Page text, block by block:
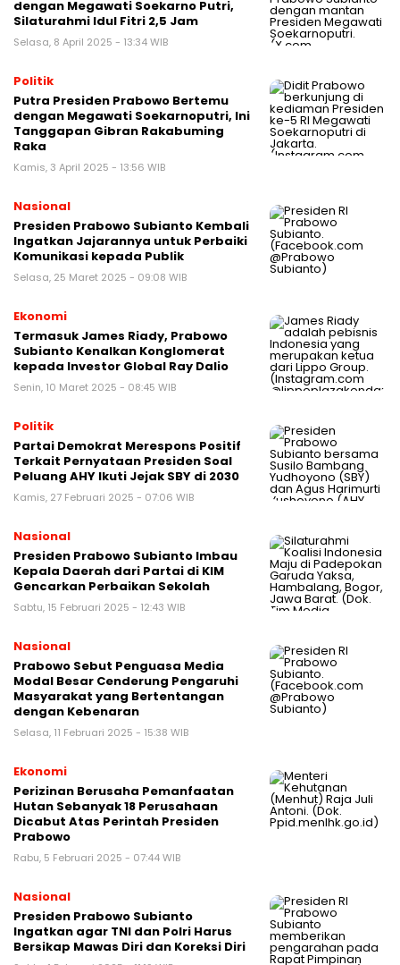
dengan Megawati Soekarno Putri,
Silaturahmi Idul Fitri 2,5 Jam
Selasa, 8 April 2025 - 13:34 WIB
Politik
Putra Presiden Prabowo Bertemu
dengan Megawati Soekarnoputri, Ini
Tanggapan Gibran Rakabuming
Raka
Kamis, 3 April 2025 - 13:56 WIB
Nasional
Presiden Prabowo Subianto Kembali
Ingatkan Jajarannya untuk Perbaiki
Komunikasi kepada Publik
Selasa, 25 Maret 2025 - 09:08 WIB
Ekonomi
Termasuk James Riady, Prabowo
Subianto Kenalkan Konglomerat
kepada Investor Global Ray Dalio
Senin, 10 Maret 2025 - 08:45 WIB
Politik
Partai Demokrat Merespons Positif
Terkait Pernyataan Presiden Soal
Peluang AHY Ikuti Jejak SBY di 2030
Kamis, 27 Februari 2025 - 07:06 WIB
Nasional
Presiden Prabowo Subianto Imbau
Kepala Daerah dari Partai di KIM
Gencarkan Perbaikan Sekolah
Sabtu, 15 Februari 2025 - 12:43 WIB
Nasional
Prabowo Sebut Penguasa Media
Modal Besar Cenderung Pengaruhi
Masyarakat yang Bertentangan
dengan Kebenaran
Selasa, 11 Februari 2025 - 15:38 WIB
Ekonomi
Perizinan Berusaha Pemanfaatan
Hutan Sebanyak 18 Perusahaan
Dicabut Atas Perintah Presiden
Prabowo
Rabu, 5 Februari 2025 - 07:44 WIB
Nasional
Presiden Prabowo Subianto
Ingatkan agar TNI dan Polri Harus
Bersikap Mawas Diri dan Koreksi Diri